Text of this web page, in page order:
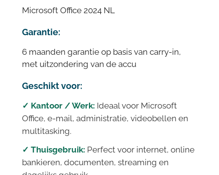
Microsoft Office 2024 NL
Garantie:
6 maanden garantie op basis van carry-in,
met uitzondering van de accu
Geschikt voor:
✓ Kantoor / Werk: Ideaal voor Microsoft
Office, e-mail, administratie, videobellen en
multitasking.
✓ Thuisgebruik: Perfect voor internet, online
bankieren, documenten, streaming en